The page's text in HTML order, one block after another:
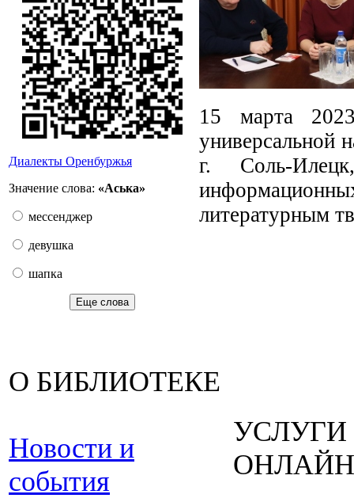
Диалекты Оренбуржья
Значение слова: «Аська»
мессенджер
девушка
шапка
Еще слова
15 марта
универсальной
г. Соль-
литературным
О БИБЛИОТЕКЕ
Новости и
события
УСЛУГИ
ОНЛАЙН